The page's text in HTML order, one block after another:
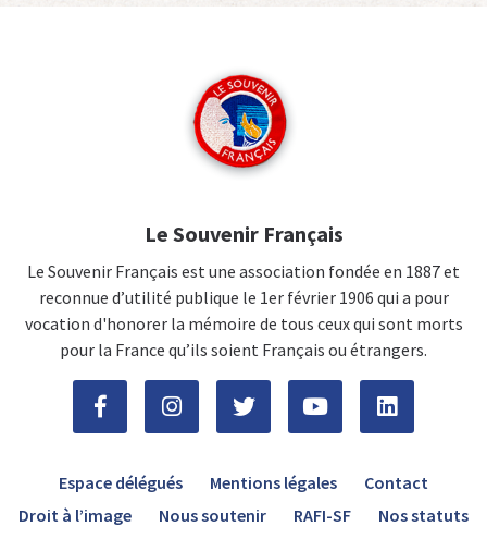
Le Souvenir Français
Le Souvenir Français est une association fondée en 1887 et
reconnue d’utilité publique le 1er février 1906 qui a pour
vocation d'honorer la mémoire de tous ceux qui sont morts
pour la France qu’ils soient Français ou étrangers.
Espace délégués Mentions légales
Contact
Droit à l’image
Nous soutenir RAFI-SF Nos statuts